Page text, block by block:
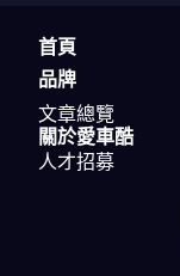
首頁
品牌
文章總覽
關於愛車酷
人才招募